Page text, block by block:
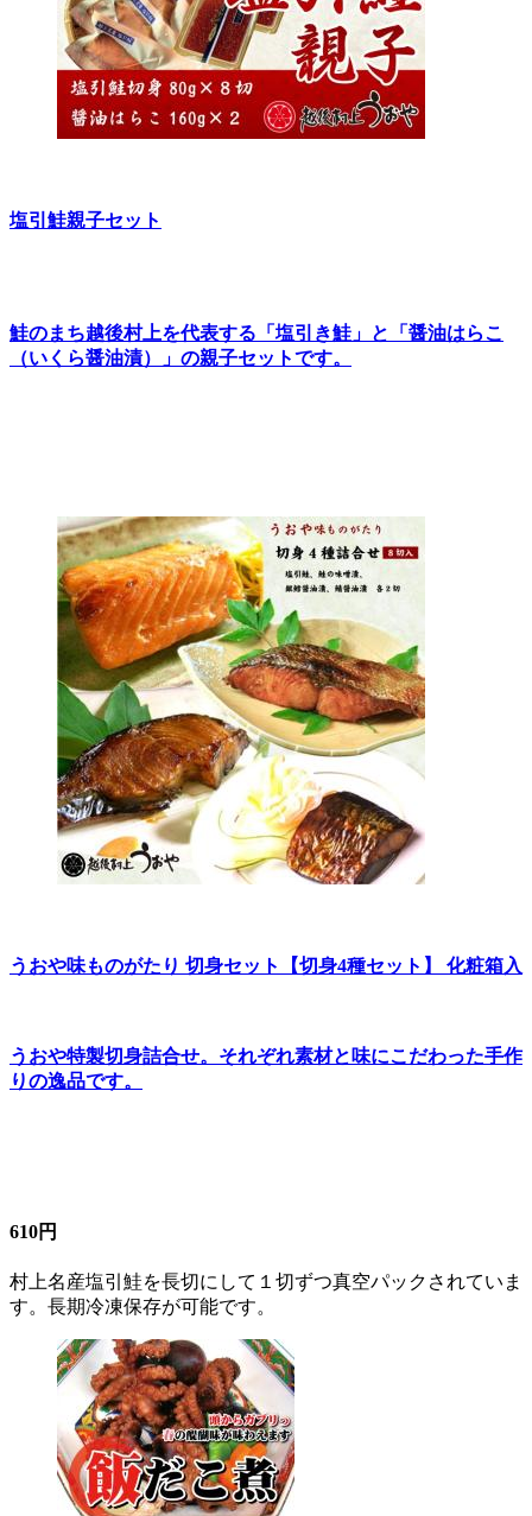
塩引鮭親子セット
鮭のまち越後村上を代表する「塩引き鮭」と「醤油はらこ
（いくら醤油漬）」の親子セットです。
うおや味ものがたり 切身セット【切身4種セット】 化粧箱入
うおや特製切身詰合せ。それぞれ素材と味にこだわった手作
りの逸品です。
610円
村上名産塩引鮭を長切にして１切ずつ真空パックされていま
す。長期冷凍保存が可能です。